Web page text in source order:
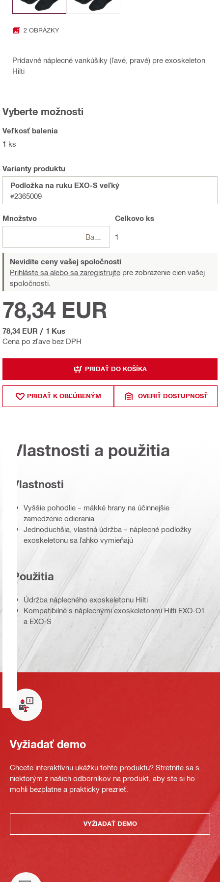
2 OBRÁZKY
Prídavné náplecné vankúšiky (ľavé, pravé) pre exoskeleton
Hilti
Vyberte možnosti
Veľkosť balenia
1 ks
Varianty produktu
Podložka na ruku EXO-S veľký
#2365009
Množstvo Celkovo ks
1
Nevidíte ceny vašej spoločnosti
Prihláste sa alebo sa zaregistrujte pre zobrazenie cien vašej
spoločnosti.
Cena po zľave bez DPH
78,34 EUR
78,34 EUR / 1 Kus
PRIDAŤ DO KOŠÍKA
PRIDAŤ K OBĽÚBENÝM OVERIŤ DOSTUPNOSŤ
Vlastnosti a použitia
Vlastnosti
Vyššie pohodlie – mäkké hrany na účinnejšie
zamedzenie odierania
Jednoduchšia, vlastná údržba – náplecné podložky
exoskeletonu sa ľahko vymieňajú
Použitia
Údržba náplecného exoskeletonu Hilti
Kompatibilné s náplecnými exoskeletonmi Hilti EXO-O1
a EXO-S
Vyžiadať demo
Chcete interaktívnu ukážku tohto produktu? Stretnite sa s
niektorým z našich odborníkov na produkt, aby ste si ho
mohli bezplatne a prakticky prezrieť.
VYŽIADAŤ DEMO